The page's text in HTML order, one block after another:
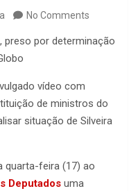
No Comments
preso por determinação
vídeo com
de ministros do
situação de Silveira
quarta-feira (17) ao
Deputados uma